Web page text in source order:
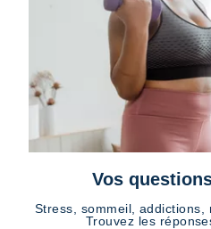
Vos
Stress, sommeil, addictions,
Trouvez les